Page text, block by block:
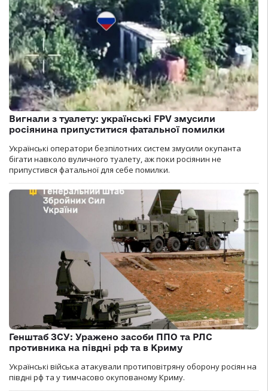
Вигнали з туалету: українські FPV змусили
росіянина припуститися фатальної помилки
Українські оператори безпілотних систем змусили окупанта
бігати навколо вуличного туалету, аж поки росіянин не
припустився фатальної для себе помилки.
Генштаб ЗСУ: Уражено засоби ППО та РЛС
противника на півдні рф та в Криму
Українські війська атакували протиповітряну оборону росіян на
півдні рф та у тимчасово окупованому Криму.